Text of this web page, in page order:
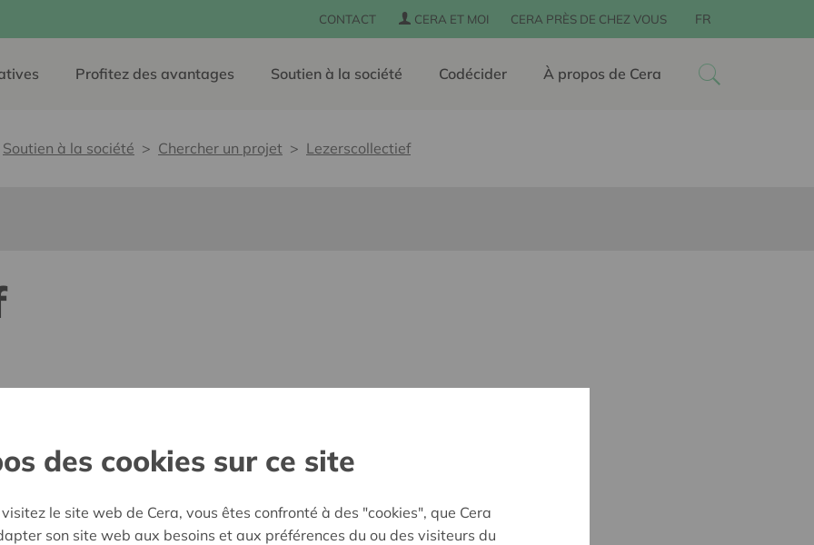
CONTACT CERA ET MOI CERA PRÈS DE CHEZ VOUS FR
Profitez des avantages Soutien à la société Codécider À propos de Cera
Soutien à la société Chercher un projet Lezerscollectief
sans barrières
décision:
Approuvé
des cookies sur ce site
le site web de Cera, vous êtes confronté à des "cookies", que Cera
son site web aux besoins et aux préférences du ou des visiteurs du